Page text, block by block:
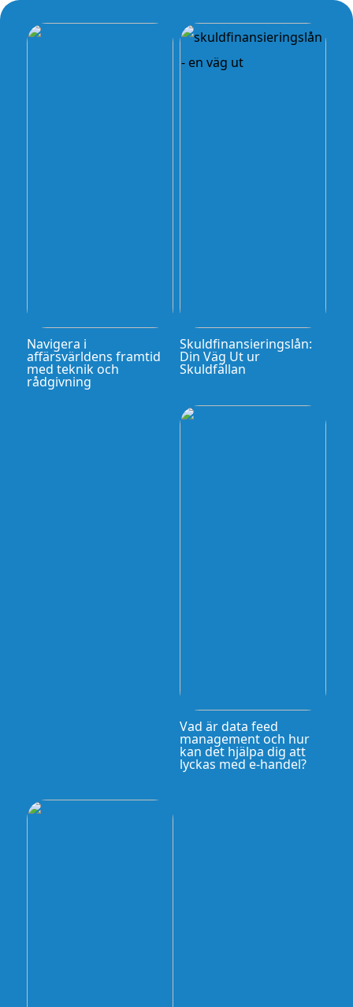
Navigera i
affärsvärldens framtid
med teknik och
rådgivning
Skuldfinansieringslån:
Din Väg Ut ur
Skuldfällan
Vad är data feed
management och hur
kan det hjälpa dig att
lyckas med e-handel?